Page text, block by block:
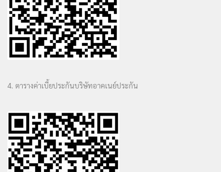
4. ตารางค่าเบี้ยประกันบริษัทอาคเนย์ประกัน